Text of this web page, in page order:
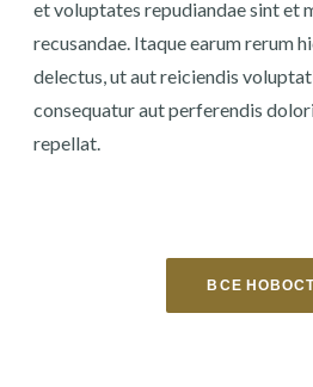
et voluptates repudiandae sint et
recusandae. Itaque earum rerum
delectus, ut aut reiciendis
consequatur aut perferendis
repellat.
ВСЕ